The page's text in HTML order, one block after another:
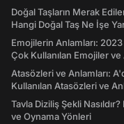
Doğal Taşların Merak
Hangi Doğal Taş Ne İşe
Emojilerin Anlamları:
Çok Kullanılan Emojiler ve
Atasözleri ve Anlamları:
Kullanılan Atasözleri ve
Tavla Diziliş Şekli
ve Oynama Yönleri